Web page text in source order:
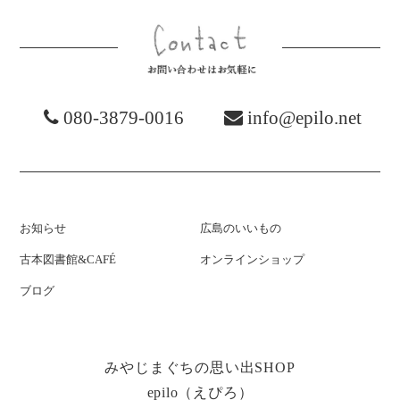
080-3879-0016 info@epilo.net
お知らせ 広島のいいもの
古本図書館&CAFÉ オンラインショップ
ブログ
みやじまぐちの思い出SHOP
epilo（えぴろ）